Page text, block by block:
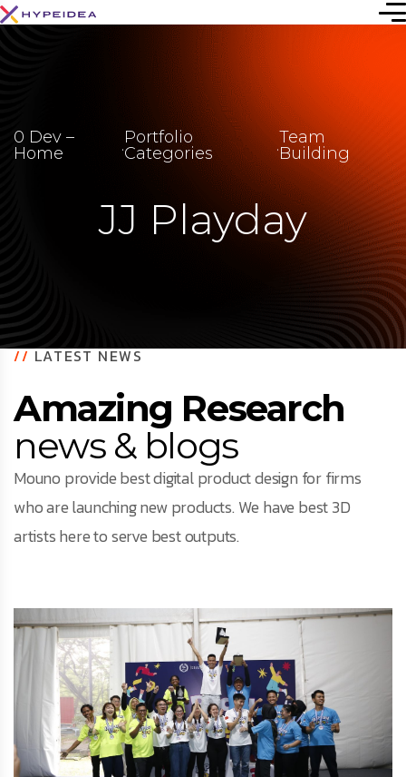
0 Dev –
Home
.Portfolio
Categories
.Team
Building
JJ Playday
//LATEST NEWS
Amazing Research
news & blogs
Mouno provide best digital product design for firms
who are launching new products. We have best 3D
artists here to serve best outputs.